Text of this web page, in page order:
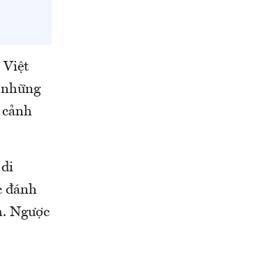
Việt
di
đánh
Ngược